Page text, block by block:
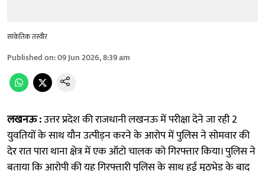
सांकेतिक तस्वीर
Published on:09 Jun 2026, 8:39 am
लखनऊ :उत्तर प्रदेश की राजधानी लखनऊ में परीक्षा देने जा रही 2
युवतियों के साथ यौन उत्पीड़न करने के आरोप में पुलिस ने सोमवार की
देर रात पारा थाना क्षेत्र में एक ऑटो चालक को गिरफ्तार किया। पुलिस ने
बताया कि आरोपी की यह गिरफ्तारी पुलिस के साथ हुई मुठभेड़ के बाद